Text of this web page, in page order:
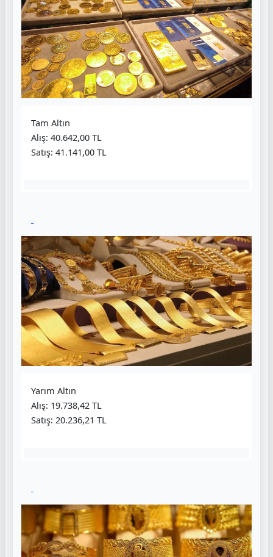
Tam Altın
Alış: 40.642,00 TL
Satış: 41.141,00 TL
Yarım Altın
Alış: 19.738,42 TL
Satış: 20.236,21 TL